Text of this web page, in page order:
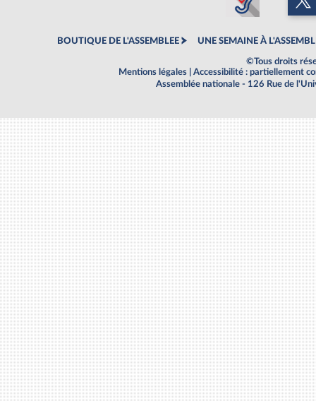
BOUTIQUE DE L'ASSEMBLEE UNE SEMAINE À
©Tous droits
Mentions légales
Accessibilité : partiellement
Assemblée nationale - 126 Rue de